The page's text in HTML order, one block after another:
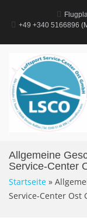
springen+49 +340 5166896‬
Allgemeine
Service-Center
Startseite »
Service-Center Ost